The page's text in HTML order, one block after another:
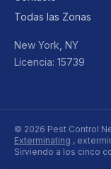
Todas las Zonas
New York, NY
Licencia: 15739
© 2026 Pest Control
Exterminating ,
Sirviendo a los cinco